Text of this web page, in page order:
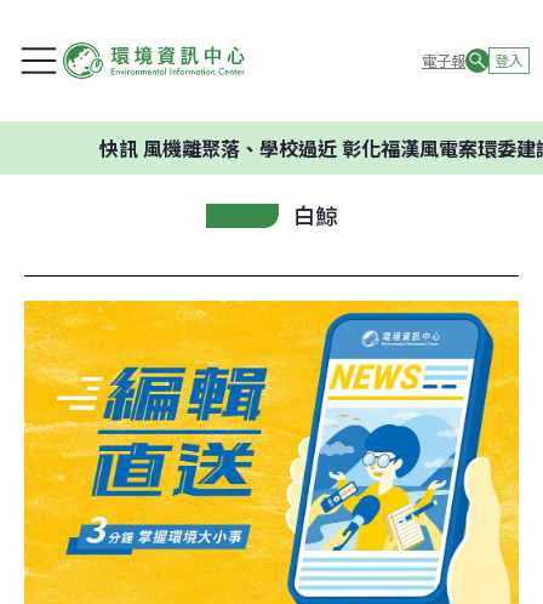
電子報 登入
風機離聚落、學校過近 彰化福漢風電案環委建議不應
白鯨